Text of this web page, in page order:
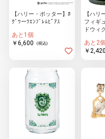
【ハリー・ポッター】ﾎ
ｸﾞﾜーﾂｴﾝﾌﾞﾚﾑﾋﾟｱｽ
あと1個
￥6,600
(税込)
【ハリ
フィギ
ドウィ
あと2個
￥2,420